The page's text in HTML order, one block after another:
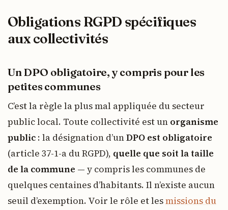
Obligations RGPD spécifiques
aux collectivités
Un DPO obligatoire, y compris pour les
petites communes
C’est la règle la plus mal appliquée du secteur
public local. Toute collectivité est un organisme
public : la désignation d’unDPO est obligatoire
(article 37-1-a du RGPD), quelle que soit la taille
de la commune — y compris les communes de
quelques centaines d’habitants. Il n’existe aucun
seuil d’exemption. Voir le rôle et lesmissions du